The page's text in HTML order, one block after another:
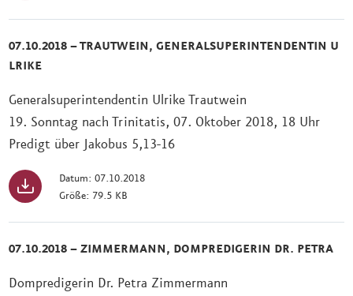
07.10.2018 – TRAUTWEIN, GENERALSUPERINTENDENTIN U
LRIKE
Generalsuperintendentin Ulrike Trautwein
19. Sonntag nach Trinitatis, 07. Oktober 2018, 18 Uhr
Predigt über Jakobus 5,13-16
Datum: 07.10.2018
Größe: 79.5 KB
07.10.2018 – ZIMMERMANN, DOMPREDIGERIN DR. PETRA
Dompredigerin Dr. Petra Zimmermann